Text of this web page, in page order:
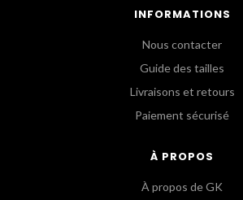
INFORMATIONS
Nous contacter
Guide des tailles
Livraisons et retours
Paiement sécurisé
À PROPOS
À propos de GK